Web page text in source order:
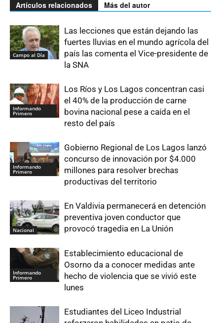
Artículos relacionados Más del autor
Campo al Día
Las lecciones que están dejando las
fuertes lluvias en el mundo agrícola del
país las comenta el Vice-presidente de
la SNA
Informando
Primero
Los Ríos y Los Lagos concentran casi
el 40% de la producción de carne
bovina nacional pese a caída en el
resto del país
Informando
Primero
Gobierno Regional de Los Lagos lanzó
concurso de innovación por $4.000
millones para resolver brechas
productivas del territorio
Nacional
En Valdivia permanecerá en detención
preventiva joven conductor que
provocó tragedia en La Unión
Informando
Primero
Establecimiento educacional de
Osorno da a conocer medidas ante
hecho de violencia que se vivió este
lunes
Estudiantes del Liceo Industrial